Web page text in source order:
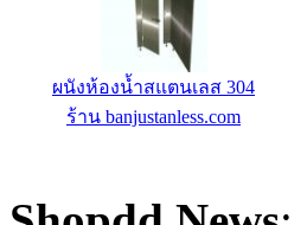
ผนังห้องน้ำสแตนเลส 304
ร้าน banjustanless.com